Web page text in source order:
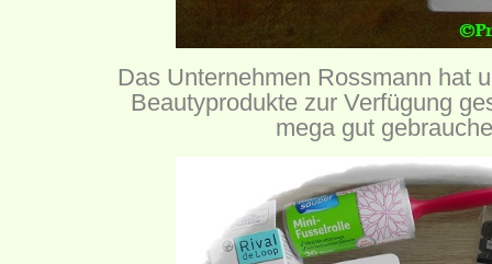
Das Unternehmen Rossmann hat
Beautyprodukte zur Verfügung
mega gut